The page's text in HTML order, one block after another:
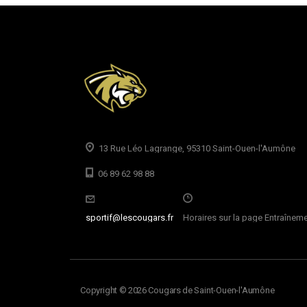
13 Rue Léo Lagrange, 95310 Saint-Ouen-l'Aumône
06 89 62 98 88
sportif@lescougars.fr Horaires sur la page
Copyright © 2026 Cougars de Saint-Ouen-l'Aumône